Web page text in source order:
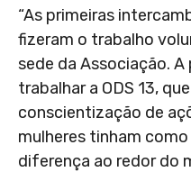
“As primeiras
fizeram o trabalho
sede da Associação.
trabalhar a ODS 13,
conscientização de
mulheres tinham
diferença ao redor do